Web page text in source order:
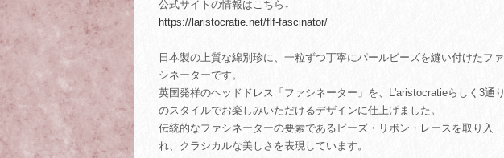
公式サイトの情報はこちら↓
https://laristocratie.net/flf-fascinator/
日本製の上質な綿別珍に、一粒ずつ丁寧にパールビーズを縫い付けたファ
シネーターです。
英国発祥のヘッドドレス「ファシネーター」を、L'aristocratieらしく3通り
のスタイルでお楽しみいただけるデザインに仕上げました。
伝統的なファシネーターの要素であるビーズ・リボン・レースを取り入
れ、クラシカルな美しさを表現しています。